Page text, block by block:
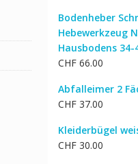
Bodenheber
Hebewerkzeug
Hausbodens 34-
CHF 66.00
Abfalleimer 2
CHF 37.00
Kleiderbügel
CHF 30.00